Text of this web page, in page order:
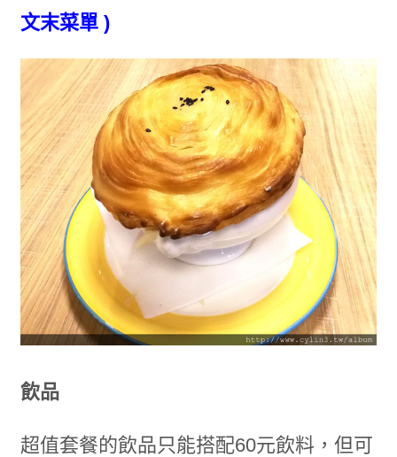
文末菜單 )
飲品
超值套餐的飲品只能搭配60元飲料，但可